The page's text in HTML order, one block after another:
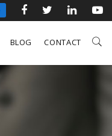
BLOG CONTACT